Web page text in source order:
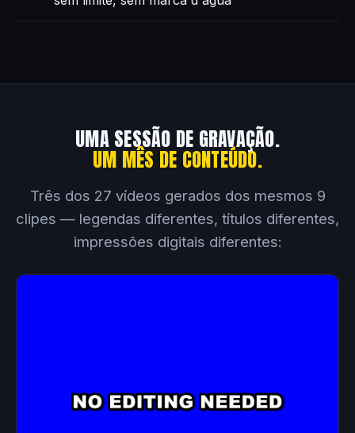
UMA SESSÃO DE GRAVAÇÃO.
UM MÊS DE CONTEÚDO.
Três dos 27 vídeos gerados dos mesmos 9
clipes — legendas diferentes, títulos diferentes,
impressões digitais diferentes: